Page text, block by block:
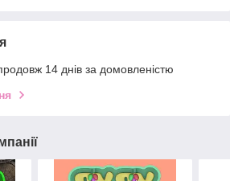
14 днів за домовленістю